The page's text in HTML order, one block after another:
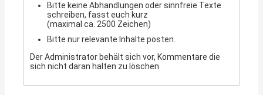
Bitte keine Abhandlungen oder sinnfreie Texte
schreiben, fasst euch kurz
(maximal ca. 2500 Zeichen)
Bitte nur relevante Inhalte posten.
Der Administrator behält sich vor, Kommentare die
sich nicht daran halten zu löschen.